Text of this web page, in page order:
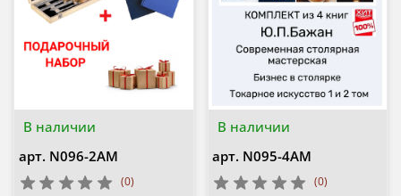
В наличии
арт. N096-2AM
(0)
В наличии
арт. N095-4AM
(0)